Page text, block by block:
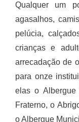
Qualquer um
agasalhos,
pelúcia,
crianças e
arrecadação de
para onze
elas o
Fraterno, o
o Albergue